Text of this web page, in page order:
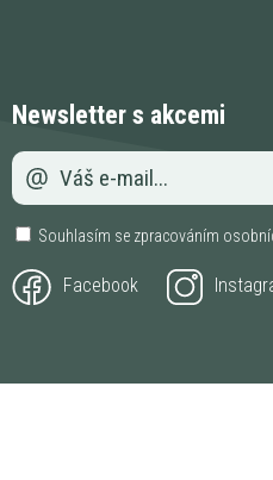
Newsletter s akcemi
Souhlasím se zpracováním
Facebook